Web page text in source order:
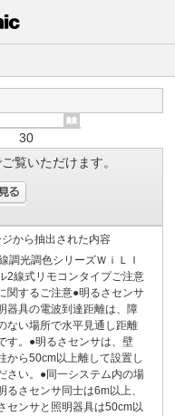
30
覧いただけます。
から抽出された内容
調光調色シリーズＷｉＬＩ
2線式リモコンタイプご注意
関するご注意●明るさセンサ
器具の電波到達距離は、障
ない場所で水平見通し距離
す。●明るさセンサは、壁
から50cm以上離して設置し
さい。●同一システム内の場
るさセンサ同士は6m以上、
センサと照明器具は50cm以